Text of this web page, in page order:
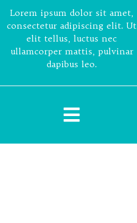
Lorem ipsum dolor sit amet,
consectetur adipiscing elit. Ut
elit tellus, luctus nec
ullamcorper mattis, pulvinar
dapibus leo.